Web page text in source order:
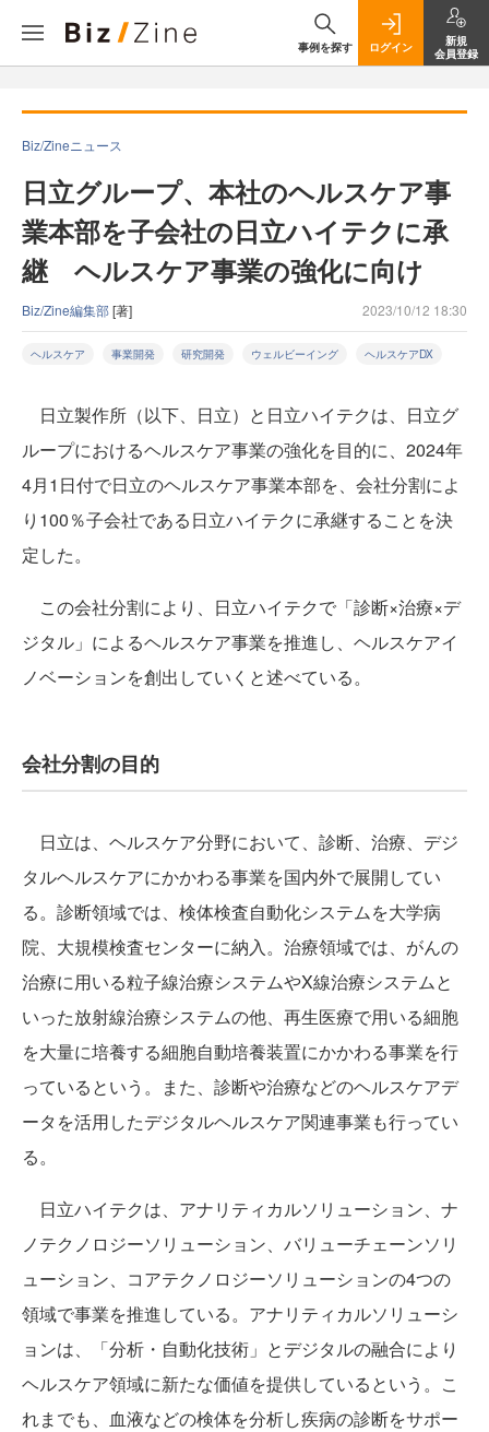
事例を探す ログイン
新規
会員登録
Biz/Zineニュース
日立グループ、本社のヘルスケア事
業本部を子会社の日立ハイテクに承
継 ヘルスケア事業の強化に向け
Biz/Zine編集部[著] 2023/10/12 18:30
ヘルスケア 事業開発 研究開発 ウェルビーイング ヘルスケアDX
日立製作所（以下、日立）と日立ハイテクは、日立グ
ループにおけるヘルスケア事業の強化を目的に、2024年
4月1日付で日立のヘルスケア事業本部を、会社分割によ
り100％子会社である日立ハイテクに承継することを決
定した。
この会社分割により、日立ハイテクで「診断×治療×デ
ジタル」によるヘルスケア事業を推進し、ヘルスケアイ
ノベーションを創出していくと述べている。
会社分割の目的
日立は、ヘルスケア分野において、診断、治療、デジ
タルヘルスケアにかかわる事業を国内外で展開してい
る。診断領域では、検体検査自動化システムを大学病
院、大規模検査センターに納入。治療領域では、がんの
治療に用いる粒子線治療システムやX線治療システムと
いった放射線治療システムの他、再生医療で用いる細胞
を大量に培養する細胞自動培養装置にかかわる事業を行
っているという。また、診断や治療などのヘルスケアデ
ータを活用したデジタルヘルスケア関連事業も行ってい
る。
日立ハイテクは、アナリティカルソリューション、ナ
ノテクノロジーソリューション、バリューチェーンソリ
ューション、コアテクノロジーソリューションの4つの
領域で事業を推進している。アナリティカルソリューシ
ョンは、「分析・自動化技術」とデジタルの融合により
ヘルスケア領域に新たな価値を提供しているという。こ
れまでも、血液などの検体を分析し疾病の診断をサポー